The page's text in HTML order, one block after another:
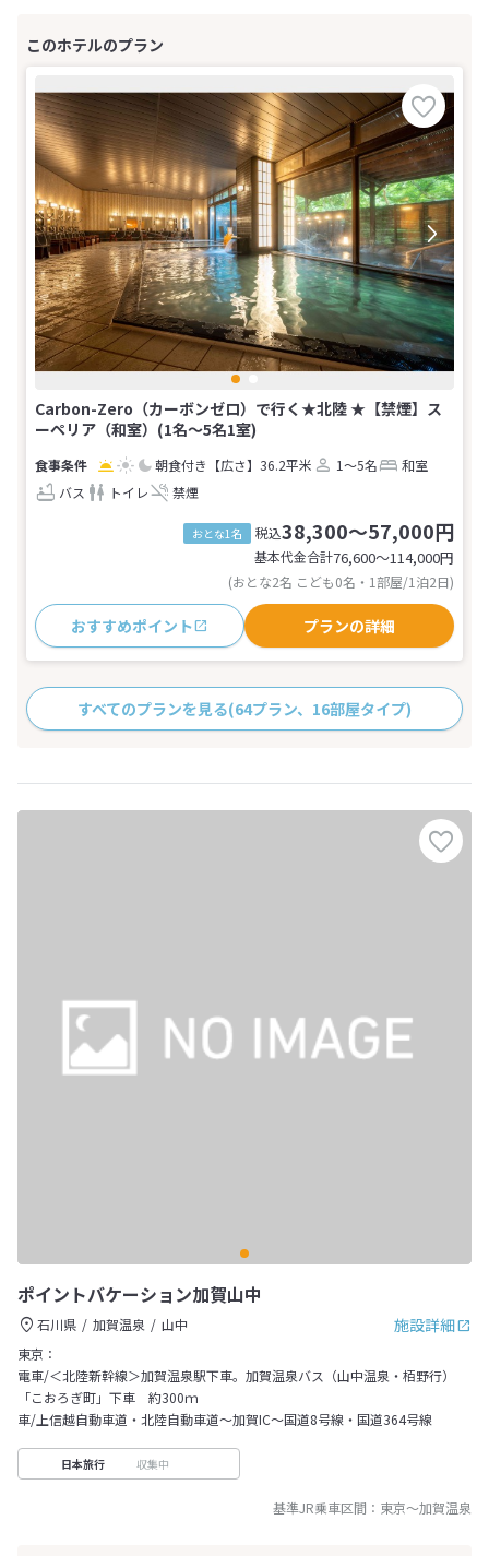
Carbon-Zero（カーボンゼロ）で行く★北陸 ★【禁煙】ス
ーペリア（和室）(1名～5名1室)
朝食付き 【広さ】36.2平米 1～5名
和室
バス
トイレ 禁煙
おとな1名 税込38,300～57,000円
基本代金合計76,600〜114,000円
(おとな2名 こども0名・1部屋/1泊2日)
おすすめポイント プランの詳細
すべてのプランを見る(64プラン、16部屋タイプ)
ポイントバケーション加賀山中
施設詳細
石川県 加賀温泉
山中
東京：
電車/＜北陸新幹線＞加賀温泉駅下車。加賀温泉バス（山中温泉・栢野行）
「こおろぎ町」下車 約300ｍ
車/上信越自動車道・北陸自動車道～加賀IC～国道8号線・国道364号線
日本旅行 収集中
基準JR乗車区間： 東京～加賀温泉